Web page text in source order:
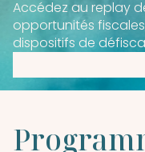
Accédez au replay
opportunités
dispositifs de